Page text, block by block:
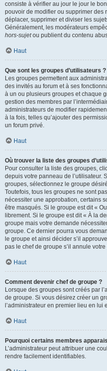
consiste à vérifier au jour le jour le
pouvoir de modifier ou supprimer des
déplacer, supprimer et diviser les
Généralement, les modérateurs
hors-sujetou publient du contenu
Haut
Que sont les groupes d’utilisateurs ?
Les groupes permettent aux
des invités au forum et à ses
à un ou plusieurs groupes et chaque
gestion des membres par
administrateurs de modifier
à la fois, telles qu’ajouter des
un forum privé.
Haut
Où trouver la liste des groupes
Pour consulter la liste des groupes,
depuis votre panneau de l’utilisateur.
groupes, sélectionnez le groupe
Toutefois, tous les groupes ne sont
nécessiter une approbation, certains
être masqués. Si le groupe est dit «
librement. Si le groupe est dit « À la
groupe mais votre demande
groupe. Ce dernier pourra vous
le groupe et ainsi décider s’il
pas le chef de groupe s’il annule
Haut
Comment devenir chef de groupe ?
Lorsque des groupes sont créés par
de groupe. Si vous désirez créer un
l’administrateur en premier lieu en lui
Haut
Pourquoi certains membres
L’administrateur peut attribuer une
rendre facilement identifiables.